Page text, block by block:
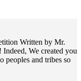
Written by Mr.
We created you
peoples and tribes so